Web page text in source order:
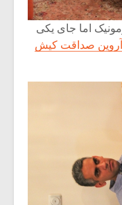
اما جای یکی
آروین صداقت کیش